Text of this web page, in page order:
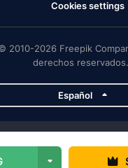
Cookies settings
2010-2026 Freepik
derechos reservados.
Español